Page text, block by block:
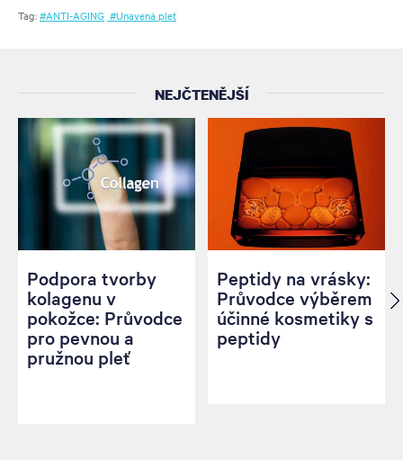
Tag:#ANTI-AGING #Unavená pleť
NEJČTENĚJŠÍ
Podpora tvorby
kolagenu v
pokožce: Průvodce
pro pevnou a
pružnou pleť
Peptidy na vrásky:
Průvodce výběrem
účinné kosmetiky s
peptidy